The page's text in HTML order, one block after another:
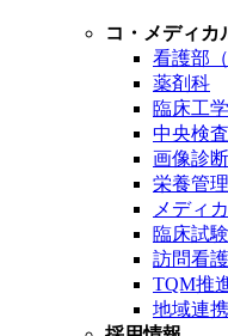
コ・メディカ
看護部
薬剤科
臨床工
中央検
画像診
栄養管
メディ
臨床試
訪問看
TQM推
地域連